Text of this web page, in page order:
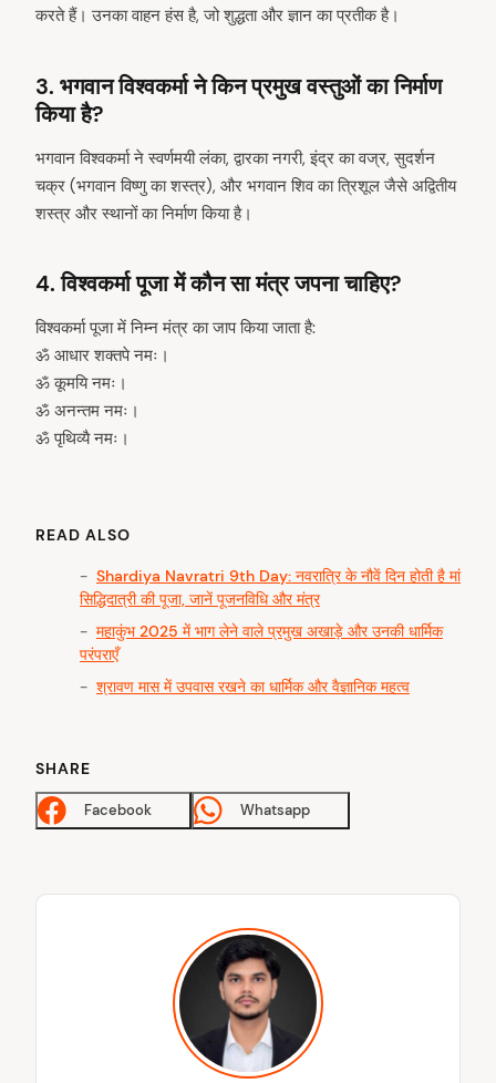
करते हैं। उनका वाहन हंस है, जो शुद्धता और ज्ञान का प्रतीक है।
3. भगवान विश्वकर्मा ने किन प्रमुख वस्तुओं का निर्माण
किया है?
भगवान विश्वकर्मा ने स्वर्णमयी लंका, द्वारका नगरी, इंद्र का वज्र, सुदर्शन
चक्र (भगवान विष्णु का शस्त्र), और भगवान शिव का त्रिशूल जैसे अद्वितीय
शस्त्र और स्थानों का निर्माण किया है।
4.विश्वकर्मा पूजा में कौन सा मंत्र जपना चाहिए?
विश्वकर्मा पूजा में निम्न मंत्र का जाप किया जाता है:
ॐ आधार शक्तपे नमः।
ॐ कूमयि नमः।
ॐ अनन्तम नमः।
ॐ पृथिव्यै नमः।
READ ALSO
Shardiya Navratri 9th Day: नवरात्रि के नौवें दिन होती है मां
सिद्धिदात्री की पूजा, जानें पूजनविधि और मंत्र
महाकुंभ 2025 में भाग लेने वाले प्रमुख अखाड़े और उनकी धार्मिक
परंपराएँ
श्रावण मास में उपवास रखने का धार्मिक और वैज्ञानिक महत्व
SHARE
Facebook Whatsapp